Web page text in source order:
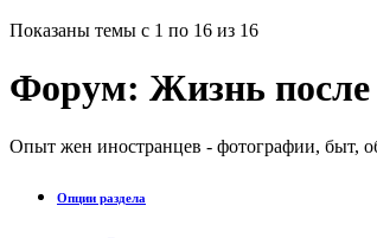
Показаны темы с 1 по 16 из 16
Форум: Жизнь
Опыт жен иностранцев - фотографии, быт,
Опции раздела